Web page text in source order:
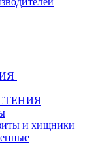
и хищники